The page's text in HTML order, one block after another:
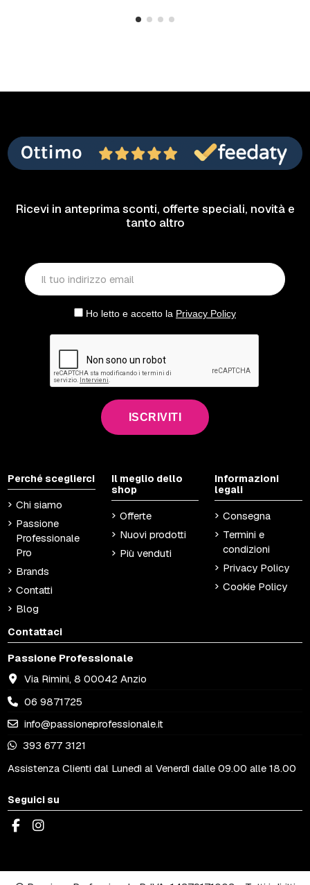
Ricevi in anteprima sconti, offerte speciali, novità e
tanto altro
Ho letto e accetto la Privacy Policy
ISCRIVITI
Perché sceglierci
Chi siamo
Passione
Professionale
Pro
Brands
Contatti
Blog
Il meglio dello
shop
Offerte
Nuovi prodotti
Più venduti
Informazioni
legali
Consegna
Termini e
condizioni
Privacy Policy
Cookie Policy
Contattaci
Passione Professionale
Via Rimini, 8 00042 Anzio
06 9871725
info@passioneprofessionale.it
393 677 3121
Assistenza Clienti dal Lunedì al Venerdì dalle 09.00 alle 18.00
Seguici su